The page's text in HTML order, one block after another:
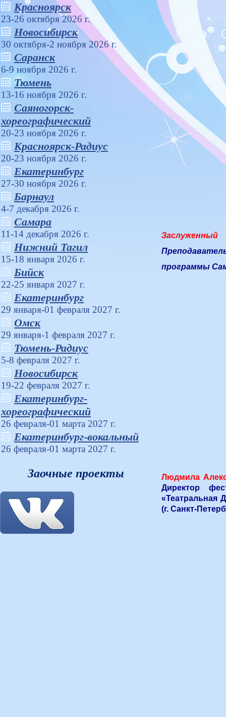
Красноярск
23-26 октября 2026 г.
Новосибирск
30 октября-2 ноября 2026 г.
Саранск
6-9 ноября 2026 г.
Тюмень
13-16 ноября 2026 г.
Саяногорск-
хореографический
20-23 ноября 2026 г.
Красноярск-Радиус
20-23 ноября 2026 г.
Екатеринбург
27-30 ноября 2026 г.
Барнаул
4-7 декабря 2026 г.
Самара
11-14 декабря 2026 г.
Нижний Тагил
15-18 января 2026 г.
Бийск
22-25 января 2027 г.
Екатеринбург
29 января-01 февраля 2027 г.
Омск
29 января-1 февраля 2027 г.
Тюмень-Радиус
5-8 февраля 2027 г.
Новосибирск
19-22 февраля 2027 г.
Екатеринбург-
хореографический
26 февраля-01 марта 2027 г.
Екатеринбург-вокальный
26 февраля-01 марта 2027 г.
Заочные проекты
программы
Людмила
Директор
«Театральная
(г. Санкт-